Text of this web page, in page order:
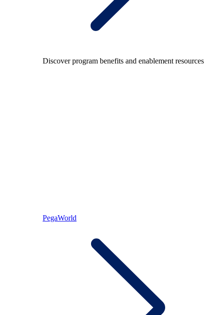
Discover program benefits and enablement resources
PegaWorld